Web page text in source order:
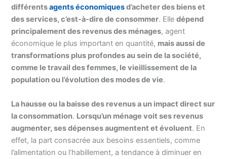
différentsagents économiquesd’acheter des biens et
des services, c’est-à-dire de consommer. Elledépend
principalement des revenus des ménages, agent
économique le plus important en quantité, mais aussi de
transformations plus profondes au sein de la société,
comme le travail des femmes, le vieillissement de la
population ou l’évolution des modes de vie.
La hausse ou la baisse des revenus a un impact direct sur
la consommation. Lorsqu’un ménage voit ses revenus
augmenter, ses dépenses augmentent et évoluent. En
effet, la part consacrée aux besoins essentiels, comme
l’alimentation ou l’habillement, a tendance à diminuer en